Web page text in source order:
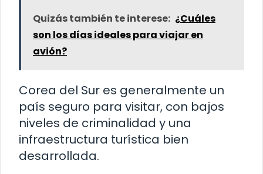
Quizás también te interese: ¿Cuáles
son los días ideales para viajar en
avión?
Corea del Sur es generalmente un
país seguro para visitar, con bajos
niveles de criminalidad y una
infraestructura turística bien
desarrollada.